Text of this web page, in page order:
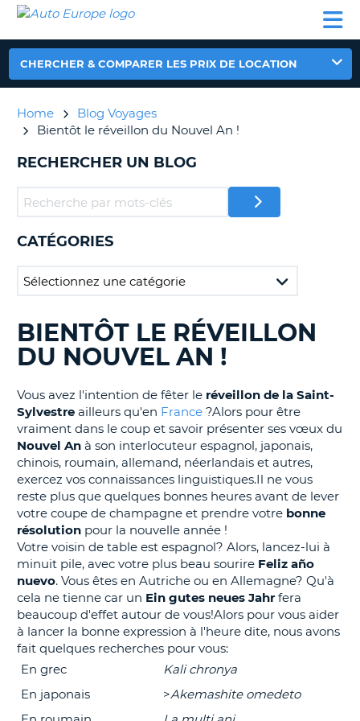
LOCATION
VOITURE
CAMPING-
CAR
CLIENT
AUTO
EUROPE
LOCATION
VOITURE
CAR
PARTENAIRES
CLIENT
COMPTE
GÉRER
MA
CHERCHER & COMPARER LES PRIX DE LOCATION
Home
Blog Voyages
Bientôt le réveillon du Nouvel An !
RECHERCHER UN BLOG
CATÉGORIES
RECHERCHER
DES
BLOGS......
BIENTÔT LE RÉVEILLON
DU NOUVEL AN !
Vous avez l'intention de fêter le réveillon de la Saint-
Sylvestre ailleurs qu'en France ?Alors pour être
vraiment dans le coup et savoir présenter ses vœux du
Nouvel An à son interlocuteur espagnol, japonais,
chinois, roumain, allemand, néerlandais et autres,
exercez vos connaissances linguistiques.Il ne vous
reste plus que quelques bonnes heures avant de lever
votre coupe de champagne et prendre votre bonne
résolution pour la nouvelle année !
Votre voisin de table est espagnol? Alors, lancez-lui à
minuit pile, avec votre plus beau sourire Feliz año
nuevo. Vous êtes en Autriche ou en Allemagne? Qu'à
cela ne tienne car un Ein gutes neues Jahr fera
beaucoup d'effet autour de vous!Alors pour vous aider
à lancer la bonne expression à l'heure dite, nous avons
fait quelques recherches pour vous:
En grec
Kali chronya
En japonais
>Akemashite omedeto